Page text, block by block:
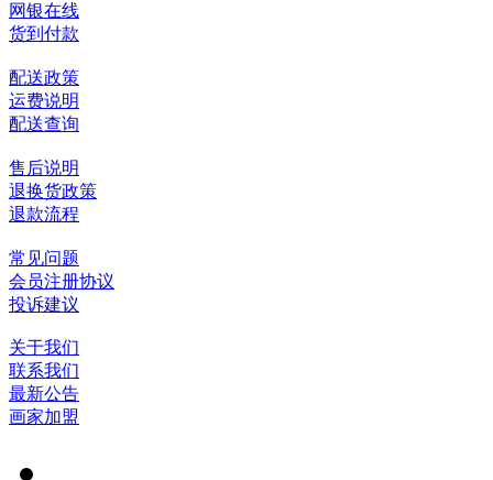
网银在线
货到付款
配送政策
运费说明
配送查询
售后说明
退换货政策
退款流程
常见问题
会员注册协议
投诉建议
关于我们
联系我们
最新公告
画家加盟